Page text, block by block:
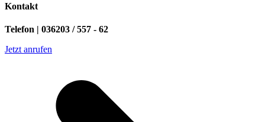
Kontakt
Telefon | 036203 / 557 - 62
Jetzt anrufen